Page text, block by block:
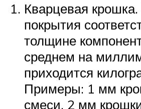
Кварцевая
покрытия
толщине
среднем на
приходится
Примеры: 1 мм
смеси, 2 мм